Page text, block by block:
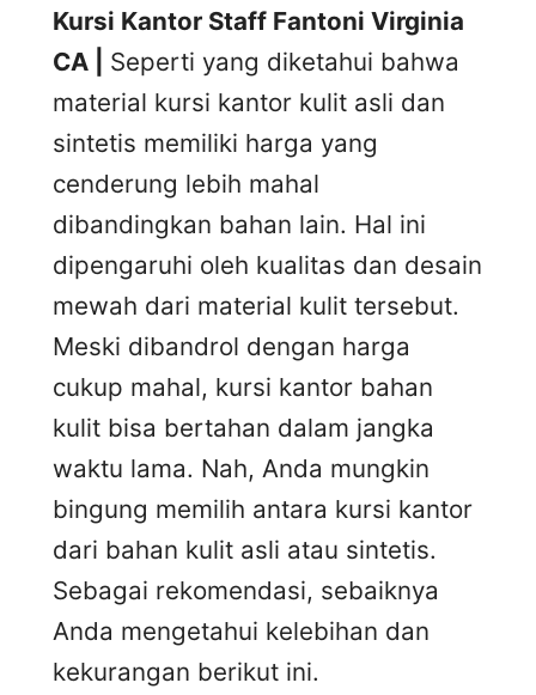
Kursi Kantor Staff Fantoni Virginia
CA | Seperti yang diketahui bahwa
material kursi kantor kulit asli dan
sintetis memiliki harga yang
cenderung lebih mahal
dibandingkan bahan lain. Hal ini
dipengaruhi oleh kualitas dan desain
mewah dari material kulit tersebut.
Meski dibandrol dengan harga
cukup mahal, kursi kantor bahan
kulit bisa bertahan dalam jangka
waktu lama. Nah, Anda mungkin
bingung memilih antara kursi kantor
dari bahan kulit asli atau sintetis.
Sebagai rekomendasi, sebaiknya
Anda mengetahui kelebihan dan
kekurangan berikut ini.